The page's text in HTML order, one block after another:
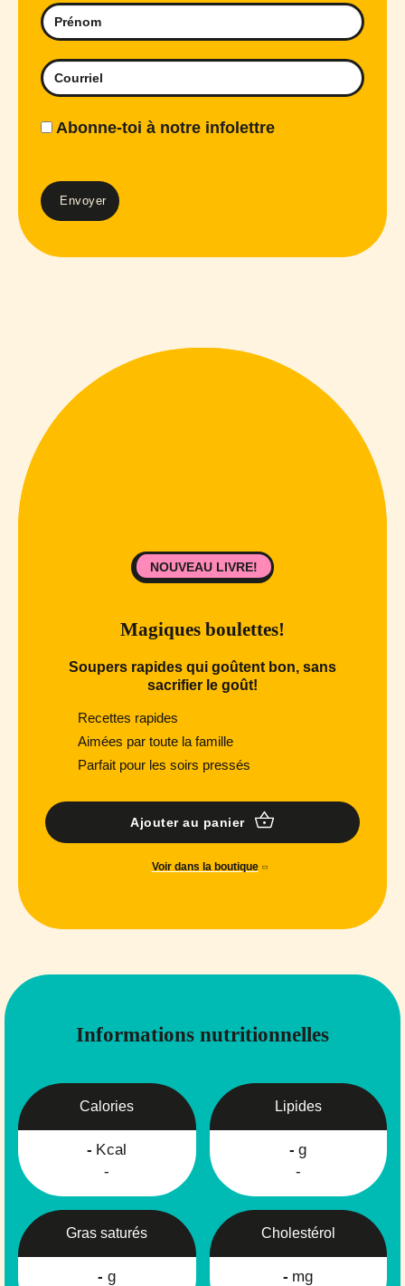
Abonne-toi à notre infolettre
Magiques boulettes!
Soupers rapides qui goûtent bon, sans
sacrifier le goût!
Recettes rapides
Aimées par toute la famille
Parfait pour les soirs pressés
Ajouter au panier
Voir dans la boutique
NOUVEAU LIVRE!
Informations nutritionnelles
Calories
- Kcal
-
Lipides
- g
-
Gras saturés
- g
Cholestérol
- mg